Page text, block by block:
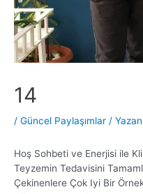
14
/ Güncel Paylaşımlar / Yazan
Hoş Sohbeti ve Enerjisi ile
Teyzemin Tedavisini
Çekinenlere Çok Iyi Bir